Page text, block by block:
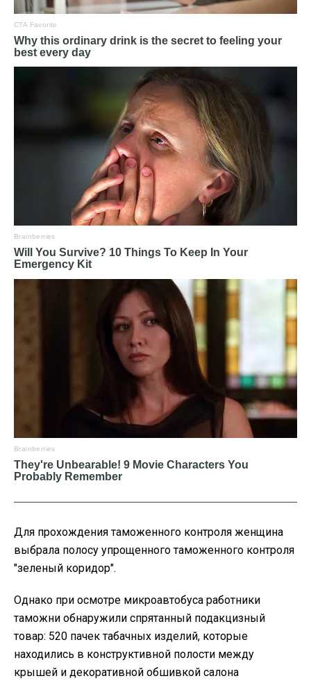
Для прохождения таможенного контроля женщина
выбрала полосу упрощенного таможенного контроля
"зеленый коридор".
Однако при осмотре микроавтобуса работники
таможни обнаружили спрятанный подакцизный
товар: 520 пачек табачных изделий, которые
находились в конструктивной полости между
крышей и декоративной обшивкой салона